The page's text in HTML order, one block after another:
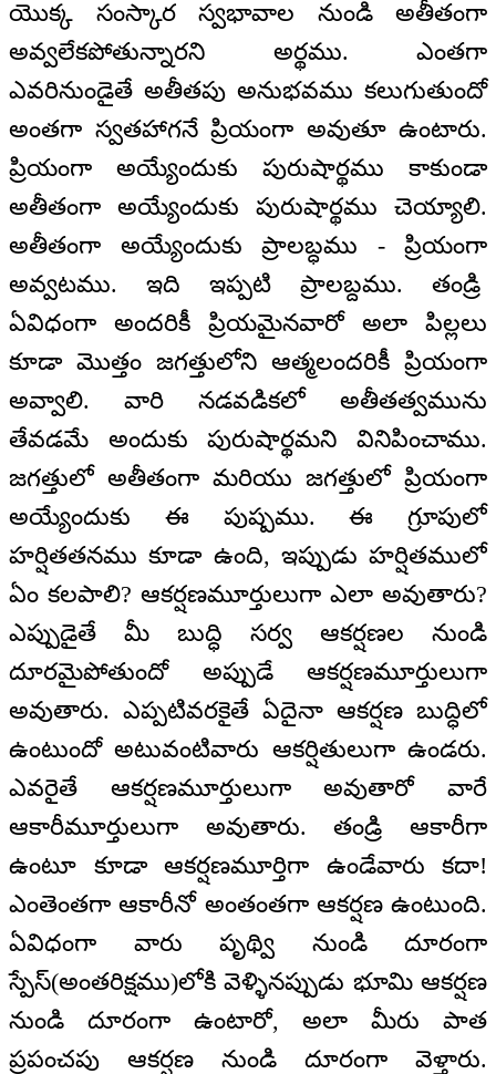
యొక్క సంస్కార స్వభావాల నుండి అతీతంగా
అవ్వలేకపోతున్నారని అర్థము. ఎంతగా
ఎవరినుండైతే అతీతపు అనుభవము కలుగుతుందో
అంతగా స్వతహాగనే ప్రియంగా అవుతూ ఉంటారు.
ప్రియంగా అయ్యేందుకు పురుషార్థము కాకుండా
అతీతంగా అయ్యేందుకు పురుషార్థము చెయ్యాలి.
అతీతంగా అయ్యేందుకు ప్రాలబ్ధము - ప్రియంగా
అవ్వటము. ఇది ఇప్పటి ప్రాలబ్దము. తండ్రి
ఏవిధంగా అందరికీ ప్రియమైనవారో అలా పిల్లలు
కూడా మొత్తం జగత్తులోని ఆత్మలందరికీ ప్రియంగా
అవ్వాలి. వారి నడవడికలో అతీతత్వమును
తేవడమే అందుకు పురుషార్థమని వినిపించాము.
జగత్తులో అతీతంగా మరియు జగత్తులో ప్రియంగా
అయ్యేందుకు ఈ పుష్పము. ఈ గ్రూపులో
హర్షితతనము కూడా ఉంది, ఇప్పుడు హర్షితములో
ఏం కలపాలి? ఆకర్షణమూర్తులుగా ఎలా అవుతారు?
ఎప్పుడైతే మీ బుద్ధి సర్వ ఆకర్షణల నుండి
దూరమైపోతుందో అప్పుడే ఆకర్షణమూర్తులుగా
అవుతారు. ఎప్పటివరకైతే ఏదైనా ఆకర్షణ బుద్ధిలో
ఉంటుందో అటువంటివారు ఆకర్షితులుగా ఉండరు.
ఎవరైతే ఆకర్షణమూర్తులుగా అవుతారో వారే
ఆకారీమూర్తులుగా అవుతారు. తండ్రి ఆకారీగా
ఉంటూ కూడా ఆకర్షణమూర్తిగా ఉండేవారు కదా!
ఎంతెంతగా ఆకారీనో అంతంతగా ఆకర్షణ ఉంటుంది.
ఏవిధంగా వారు పృథ్వి నుండి దూరంగా
స్పేస్(అంతరిక్షము)లోకి వెళ్ళినప్పుడు భూమి ఆకర్షణ
నుండి దూరంగా ఉంటారో, అలా మీరు పాత
ప్రపంచపు ఆకర్షణ నుండి దూరంగా వెళ్తారు.